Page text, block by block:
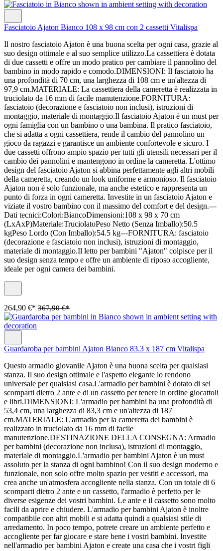
Fasciatoio Ajaton Bianco 108 x 98 cm con 2 cassetti Vitalispa
Il nostro fasciatoio Ajaton è una buona scelta per ogni casa, grazie al
suo design ottimale e al suo semplice utilizzo.La cassettiera è dotata
di due cassetti e offre un modo pratico per cambiare il pannolino del
bambino in modo rapido e comodo.DIMENSIONI: Il fasciatoio ha
una profondità di 70 cm, una larghezza di 108 cm e un'altezza di
97,9 cm.MATERIALE: La cassettiera della cameretta è realizzata in
truciolato da 16 mm di facile manutenzione.FORNITURA:
fasciatoio (decorazione e fasciatoio non inclusi), istruzioni di
montaggio, materiale di montaggio.Il fasciatoio Ajaton è un must per
ogni famiglia con un bambino o una bambina. Il pratico fasciatoio,
che si adatta a ogni cassettiera, rende il cambio del pannolino un
gioco da ragazzi e garantisce un ambiente confortevole e sicuro. I
due cassetti offrono ampio spazio per tutti gli utensili necessari per il
cambio dei pannolini e mantengono in ordine la cameretta. L'ottimo
design del fasciatoio Ajaton si abbina perfettamente agli altri mobili
della cameretta, creando un look uniforme e armonioso. Il fasciatoio
Ajaton non è solo funzionale, ma anche estetico e rappresenta un
punto di forza in ogni cameretta. Investite in un fasciatoio Ajaton e
viziate il vostro bambino con il massimo del comfort e del design.---
Dati tecnici:Colori:BiancoDimensioni:108 x 98 x 70 cm
(LxAxP)Materiale:TruciolatoPeso Netto (Senza Imballo):50.5
kgPeso Lordo (Con Imballo):54.5 kg---FORNITURA: fasciatoio
(decorazione e fasciatoio non inclusi), istruzioni di montaggio,
materiale di montaggio.Il letto per bambini "Ajaton" colpisce per il
suo design senza tempo e offre un ambiente di riposo accogliente,
ideale per ogni camera dei bambini.
264,90 €* 367,90 €*
Guardaroba per bambini Ajaton Bianco 83.3 x 187 cm Vitalispa
Questo armadio giovanile Ajaton è una buona scelta per qualsiasi
stanza. Il suo design ottimale e l'aspetto elegante lo rendono
universale per qualsiasi casa.L'armadio per bambini è dotato di sei
scomparti dietro 2 ante e di un cassetto per tenere in ordine giocattoli
e libri.DIMENSIONI: L'armadio per bambini ha una profondità di
53,4 cm, una larghezza di 83,3 cm e un'altezza di 187
cm.MATERIALE: L'armadio per la cameretta dei bambini è
realizzato in truciolato da 16 mm di facile
manutenzione.DESTINAZIONE DELLA CONSEGNA: Armadio
per bambini (decorazione non inclusa), istruzioni di montaggio,
materiale di montaggio.L'armadio per bambini Ajaton è un must
assoluto per la stanza di ogni bambino! Con il suo design moderno e
funzionale, non solo offre molto spazio per vestiti e accessori, ma
crea anche un'atmosfera accogliente nella stanza. Con un totale di 6
scomparti dietro 2 ante e un cassetto, l'armadio è perfetto per le
diverse esigenze dei vostri bambini. Le ante e il cassetto sono molto
facili da aprire e chiudere. L'armadio per bambini Ajaton è inoltre
compatibile con altri mobili e si adatta quindi a qualsiasi stile di
arredamento. In poco tempo, potrete creare un ambiente perfetto e
accogliente per far giocare e stare bene i vostri bambini. Investite
nell'armadio per bambini Ajaton e create una casa che i vostri figli